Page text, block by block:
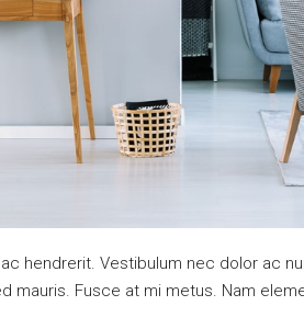
hendrerit. Vestibulum nec dolor ac
mauris. Fusce at mi metus. Nam